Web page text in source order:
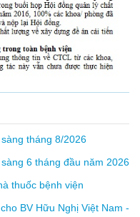
tháng 8/2026
6 tháng đầu năm 2026
thuốc bệnh viện
BV Hữu Nghị Việt Nam -